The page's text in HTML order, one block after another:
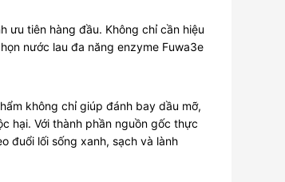
ưu tiên hàng đầu. Không chỉ cần hiệu
nước lau đa năng enzyme Fuwa3e
không chỉ giúp đánh bay dầu mỡ,
hại. Với thành phần nguồn gốc thực
đuổi lối sống xanh, sạch và lành